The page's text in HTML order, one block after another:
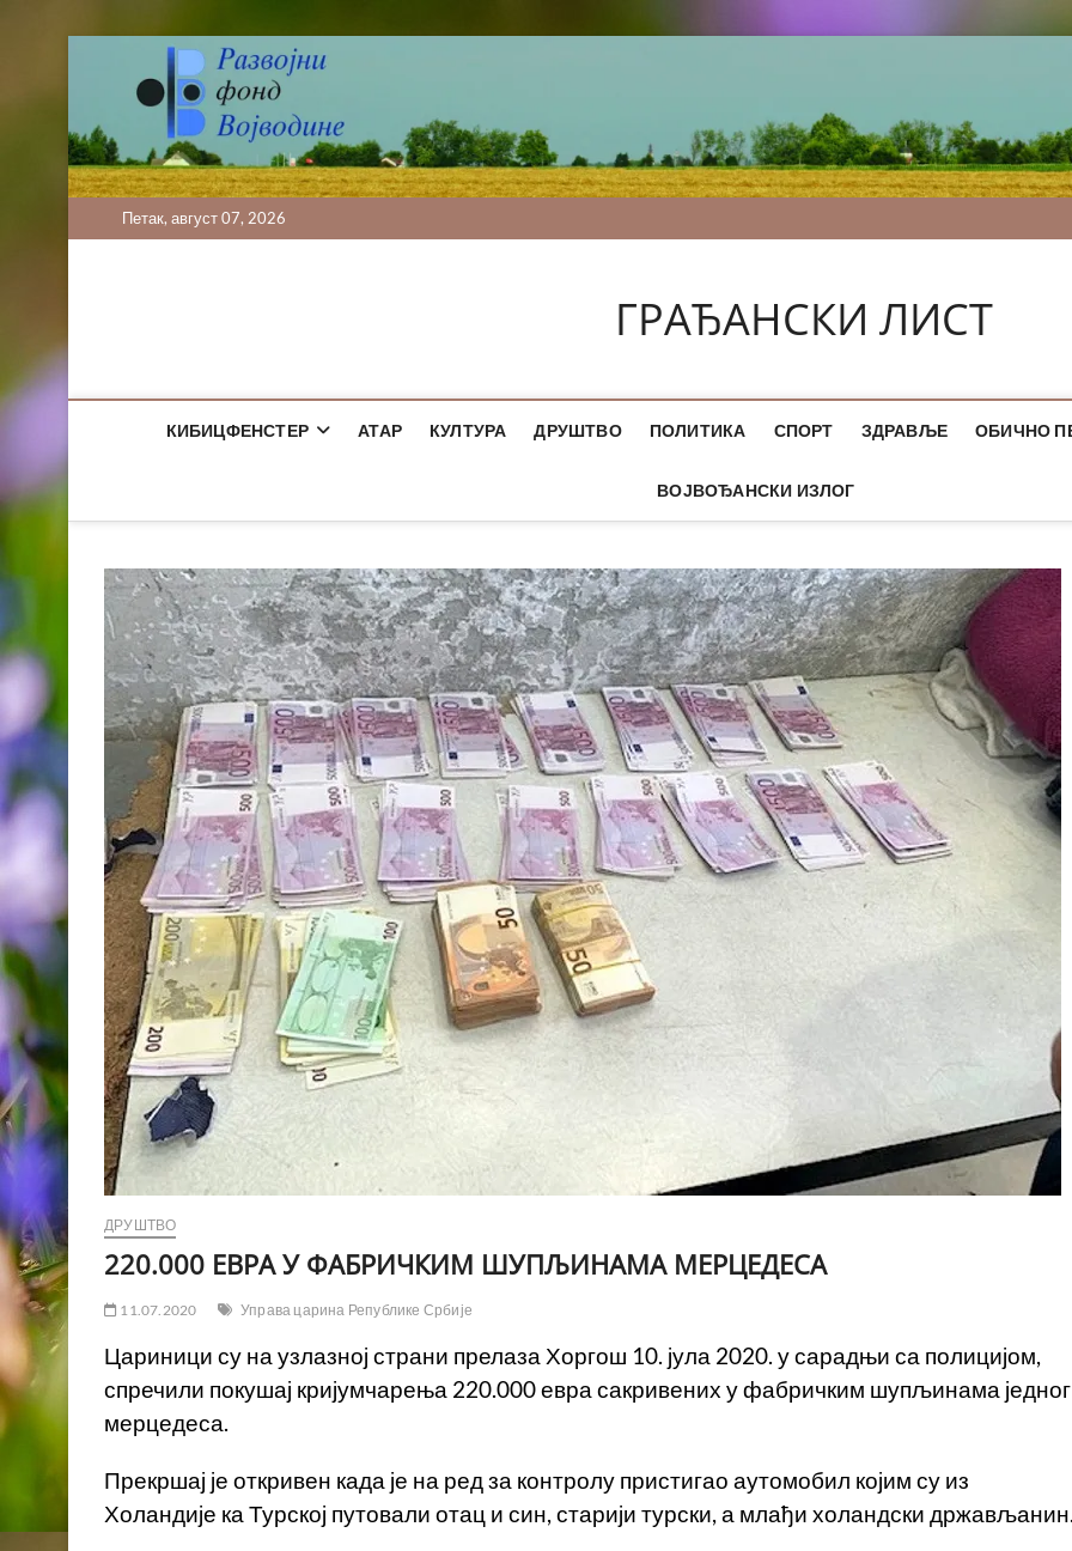
Петак, август 07, 2026
ГРАЂАНСКИ ЛИСТ
КИБИЦФЕНСТЕР АТАР КУЛТУРА ДРУШТВО ПОЛИТИКА СПОРТ ЗДРАВЉЕ ОБИЧНО
ВОЈВОЂАНСКИ ИЗЛОГ
ДРУШТВО
220.000 ЕВРА У ФАБРИЧКИМ ШУПЉИНАМА МЕРЦЕДЕСА
11.07.2020 Управа царина Републике Србије
Цариници су на узлазној страни прелаза Хоргош 10. јула 2020. у сарадњи са полицијом,
спречили покушај кријумчарења 220.000 евра сакривених у фабричким шупљинама једног
мерцедеса.
Прекршај је откривен када је на ред за контролу пристигао аутомобил којим су из
Холандије ка Турској путовали отац и син, старији турски, а млађи холандски